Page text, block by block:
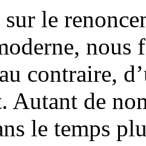
le
nous
contraire,
Autant de
le temps